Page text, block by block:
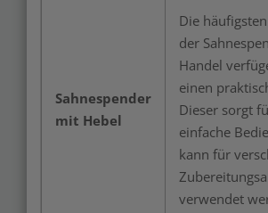
Sahnespender
mit Hebel
Die
der
Handel
einen
Dieser sorgt
einfache
kann für
verwendet